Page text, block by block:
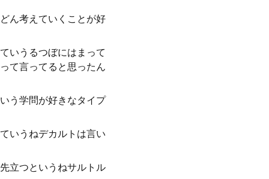
ん考えていくことが好
いうるつぼにはまって
て言ってると思ったん
う学問が好きなタイプ
いうねデカルトは言い
立つというねサルトル